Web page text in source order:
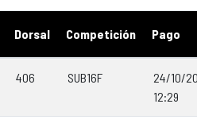
Dorsal Competición Pago
406 SUB16F
24/10/
12:29